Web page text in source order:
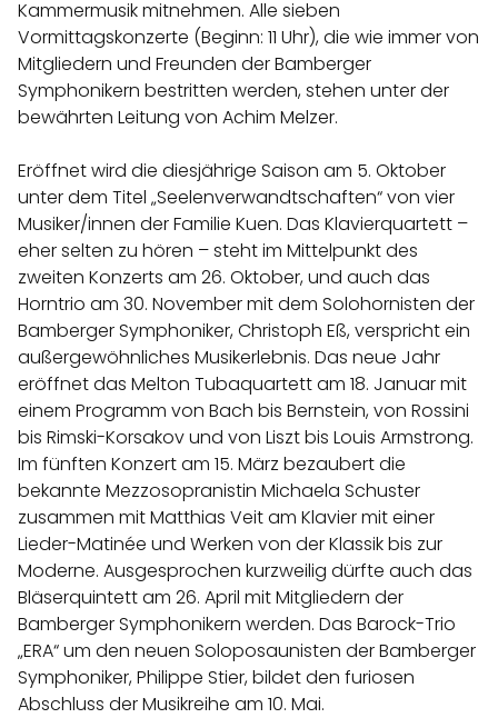
Kammermusik mitnehmen. Alle sieben
Vormittagskonzerte (Beginn: 11 Uhr), die wie immer von
Mitgliedern und Freunden der Bamberger
Symphonikern bestritten werden, stehen unter der
bewährten Leitung von Achim Melzer.
Eröffnet wird die diesjährige Saison am 5. Oktober
unter dem Titel „Seelenverwandtschaften“ von vier
Musiker/innen der Familie Kuen. Das Klavierquartett –
eher selten zu hören – steht im Mittelpunkt des
zweiten Konzerts am 26. Oktober, und auch das
Horntrio am 30. November mit dem Solohornisten der
Bamberger Symphoniker, Christoph Eß, verspricht ein
außergewöhnliches Musikerlebnis. Das neue Jahr
eröffnet das Melton Tubaquartett am 18. Januar mit
einem Programm von Bach bis Bernstein, von Rossini
bis Rimski-Korsakov und von Liszt bis Louis Armstrong.
Im fünften Konzert am 15. März bezaubert die
bekannte Mezzosopranistin Michaela Schuster
zusammen mit Matthias Veit am Klavier mit einer
Lieder-Matinée und Werken von der Klassik bis zur
Moderne. Ausgesprochen kurzweilig dürfte auch das
Bläserquintett am 26. April mit Mitgliedern der
Bamberger Symphonikern werden. Das Barock-Trio
„ERA“ um den neuen Soloposaunisten der Bamberger
Symphoniker, Philippe Stier, bildet den furiosen
Abschluss der Musikreihe am 10. Mai.